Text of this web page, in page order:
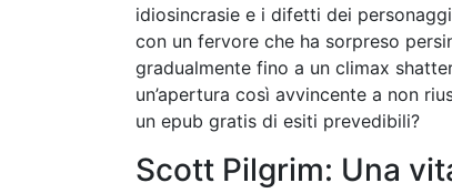
idiosincrasie e i difetti dei
con un fervore che ha sorpreso
gradualmente fino a un climax
un’apertura così avvincente a non
un epub gratis di esiti prevedibili?
Scott Pilgrim: Una